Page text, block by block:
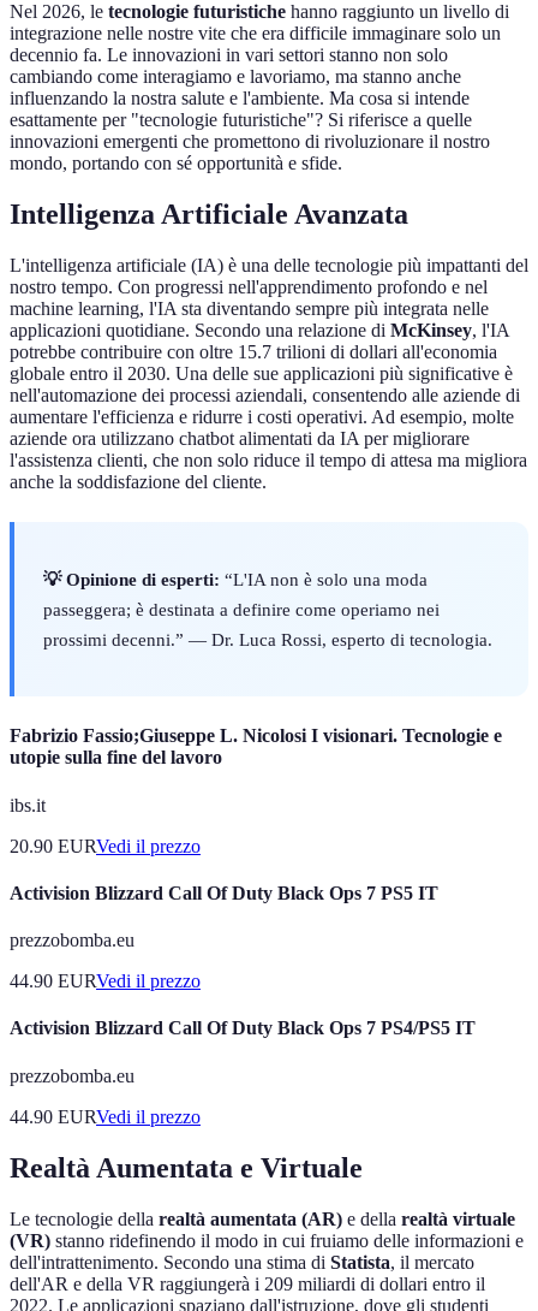
Nel 2026, le tecnologie futuristiche hanno raggiunto un livello di
integrazione nelle nostre vite che era difficile immaginare solo un
decennio fa. Le innovazioni in vari settori stanno non solo
cambiando come interagiamo e lavoriamo, ma stanno anche
influenzando la nostra salute e l'ambiente. Ma cosa si intende
esattamente per "tecnologie futuristiche"? Si riferisce a quelle
innovazioni emergenti che promettono di rivoluzionare il nostro
mondo, portando con sé opportunità e sfide.
Intelligenza Artificiale Avanzata
L'intelligenza artificiale (IA) è una delle tecnologie più impattanti del
nostro tempo. Con progressi nell'apprendimento profondo e nel
machine learning, l'IA sta diventando sempre più integrata nelle
applicazioni quotidiane. Secondo una relazione di McKinsey, l'IA
potrebbe contribuire con oltre 15.7 trilioni di dollari all'economia
globale entro il 2030. Una delle sue applicazioni più significative è
nell'automazione dei processi aziendali, consentendo alle aziende di
aumentare l'efficienza e ridurre i costi operativi. Ad esempio, molte
aziende ora utilizzano chatbot alimentati da IA per migliorare
l'assistenza clienti, che non solo riduce il tempo di attesa ma migliora
anche la soddisfazione del cliente.
💡 Opinione di esperti: “L'IA non è solo una moda
passeggera; è destinata a definire come operiamo nei
prossimi decenni.” — Dr. Luca Rossi, esperto di tecnologia.
Fabrizio Fassio;Giuseppe L. Nicolosi I visionari. Tecnologie e
utopie sulla fine del lavoro
ibs.it
20.90 EURVedi il prezzo
Activision Blizzard Call Of Duty Black Ops 7 PS5 IT
prezzobomba.eu
44.90 EURVedi il prezzo
Activision Blizzard Call Of Duty Black Ops 7 PS4/PS5 IT
prezzobomba.eu
44.90 EURVedi il prezzo
Realtà Aumentata e Virtuale
Le tecnologie della realtà aumentata (AR) e della realtà virtuale
(VR) stanno ridefinendo il modo in cui fruiamo delle informazioni e
dell'intrattenimento. Secondo una stima di Statista, il mercato
dell'AR e della VR raggiungerà i 209 miliardi di dollari entro il
2022. Le applicazioni spaziano dall'istruzione, dove gli studenti